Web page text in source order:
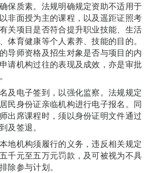
保质素。法规明确规定资助不适用于
非面授为主的课程，以及遥距证照考
关项目是否符合提升职业技能、生活
体育健康等个人素养、技能的目的。
导师资格及招生对象是否与项目的内
请机构过往的表现及成效，亦是审批
及电子签到，以强化监察。法规规定
民身份证亲临机构进行电子报名。同
出席课程时，须以身份证明文件通过
及签退。
地机构须履行的义务，违反相关规定
千元至五万元罚款，及可被视为不具
除参与计划。